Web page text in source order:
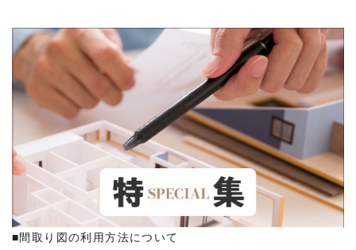
■間取り図の利用方法について